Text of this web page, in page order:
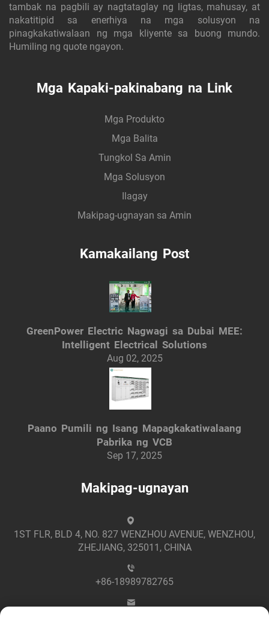
tambak na pagbili ay nagtataglay ng ligtas, mahusay, at
nakatitipid sa enerhiya na mga solusyon na
pinagkakatiwalaan ng mga kliyente sa buong mundo.
Humiling ng quote ngayon.
Mga Kapaki-pakinabang na Link
Mga Produkto
Mga Balita
Tungkol Sa Amin
Mga Solusyon
Ilagay
Makipag-ugnayan sa Amin
Kamakailang Post
GreenPower Electric Nagwagi sa Dubai MEE:
Intelligent Electrical Solutions
Aug 02, 2025
Paano Pumili ng Isang Mapagkakatiwalaang
Pabrika ng VCB
Sep 17, 2025
Makipag-ugnayan
1ST FLR, BLD 4, NO. 827 WENZHOU AVENUE, WENZHOU,
ZHEJIANG, 325011, CHINA
+86-18989782765